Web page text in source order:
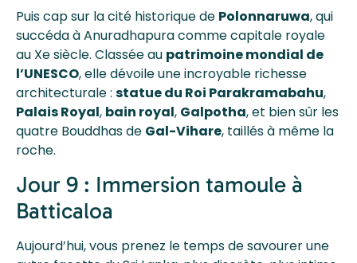
Puis cap sur la cité historique de Polonnaruwa, qui
succéda à Anuradhapura comme capitale royale
au Xe siècle. Classée au patrimoine mondial de
l’UNESCO, elle dévoile une incroyable richesse
architecturale : statue du Roi Parakramabahu,
Palais Royal, bain royal, Galpotha, et bien sûr les
quatre Bouddhas de Gal-Vihare, taillés à même la
roche.
Jour 9 : Immersion tamoule à
Batticaloa
Aujourd’hui, vous prenez le temps de savourer une